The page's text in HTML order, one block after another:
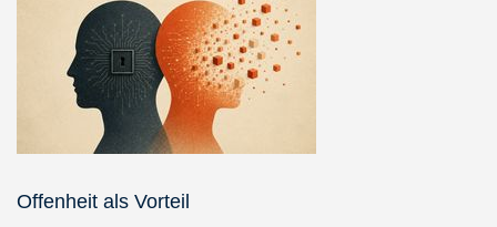
Offenheit als Vorteil